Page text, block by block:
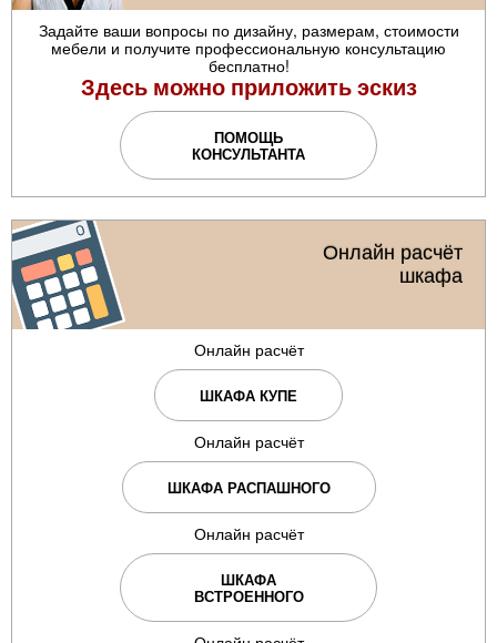
Задайте ваши вопросы по дизайну, размерам, стоимости
мебели и получите профессиональную консультацию
бесплатно!
Здесь можно приложить эскиз
ПОМОЩЬ
КОНСУЛЬТАНТА
Онлайн расчёт
шкафа
Онлайн расчёт
ШКАФА КУПЕ
Онлайн расчёт
ШКАФА РАСПАШНОГО
Онлайн расчёт
ШКАФА
ВСТРОЕННОГО